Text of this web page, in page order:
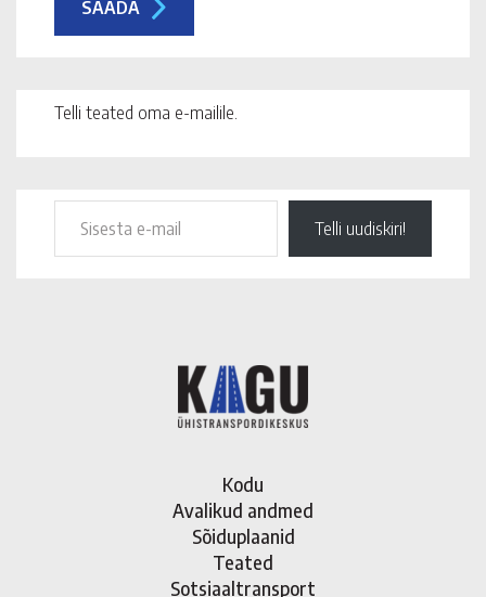
Telli teated oma e-mailile.
Telli uudiskiri!
Kodu
Avalikud andmed
Sõiduplaanid
Teated
Sotsiaaltransport